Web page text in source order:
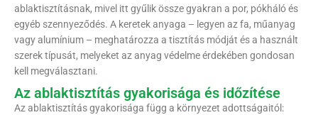
ablaktisztításnak, mivel itt gyűlik össze gyakran a por, pókháló és
egyéb szennyeződés. A keretek anyaga – legyen az fa, műanyag
vagy alumínium – meghatározza a tisztítás módját és a használt
szerek típusát, melyeket az anyag védelme érdekében gondosan
kell megválasztani.
Az ablaktisztítás gyakorisága és időzítése
Az ablaktisztítás gyakorisága függ a környezet adottságaitól: